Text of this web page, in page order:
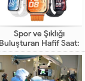
Spor ve Şıklığı
Buluşturan Hafif Saat:
WATCH FIT 5
Pro